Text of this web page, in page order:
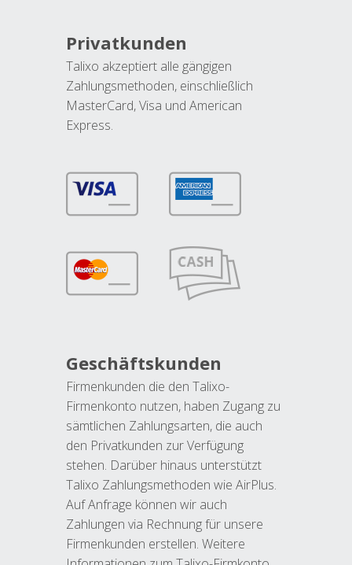
Privatkunden
Talixo akzeptiert alle gängigen
Zahlungsmethoden, einschließlich
MasterCard, Visa und American
Express.
Geschäftskunden
Firmenkunden die den Talixo-
Firmenkonto nutzen, haben Zugang zu
sämtlichen Zahlungsarten, die auch
den Privatkunden zur Verfügung
stehen. Darüber hinaus unterstützt
Talixo Zahlungsmethoden wie AirPlus.
Auf Anfrage können wir auch
Zahlungen via Rechnung für unsere
Firmenkunden erstellen. Weitere